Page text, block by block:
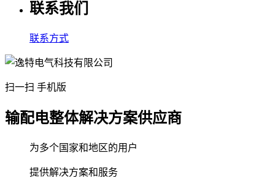
联系我们
联系方式
扫一扫 手机版
输配电整体解决方案供应商
为多个国家和地区的用户
提供解决方案和服务